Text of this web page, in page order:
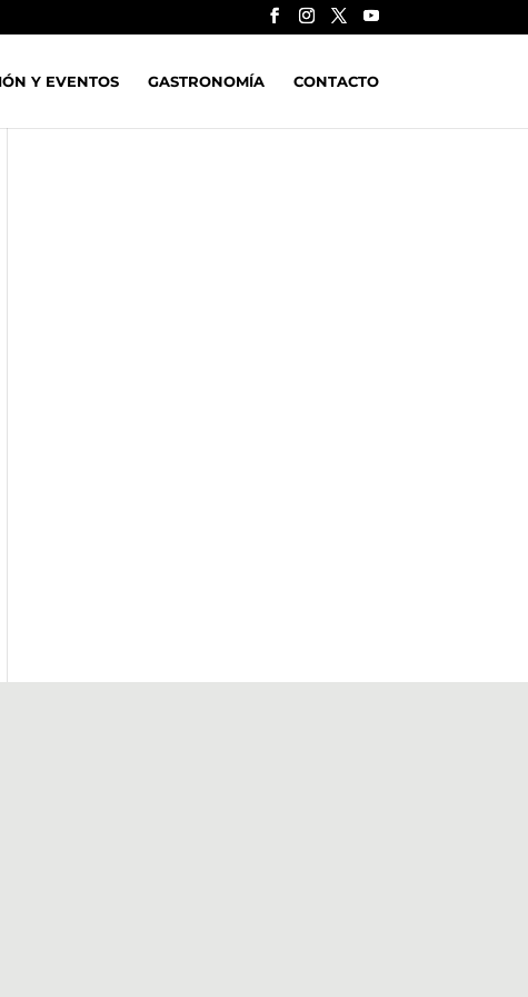
Y EVENTOS GASTRONOMÍA CONTACTO